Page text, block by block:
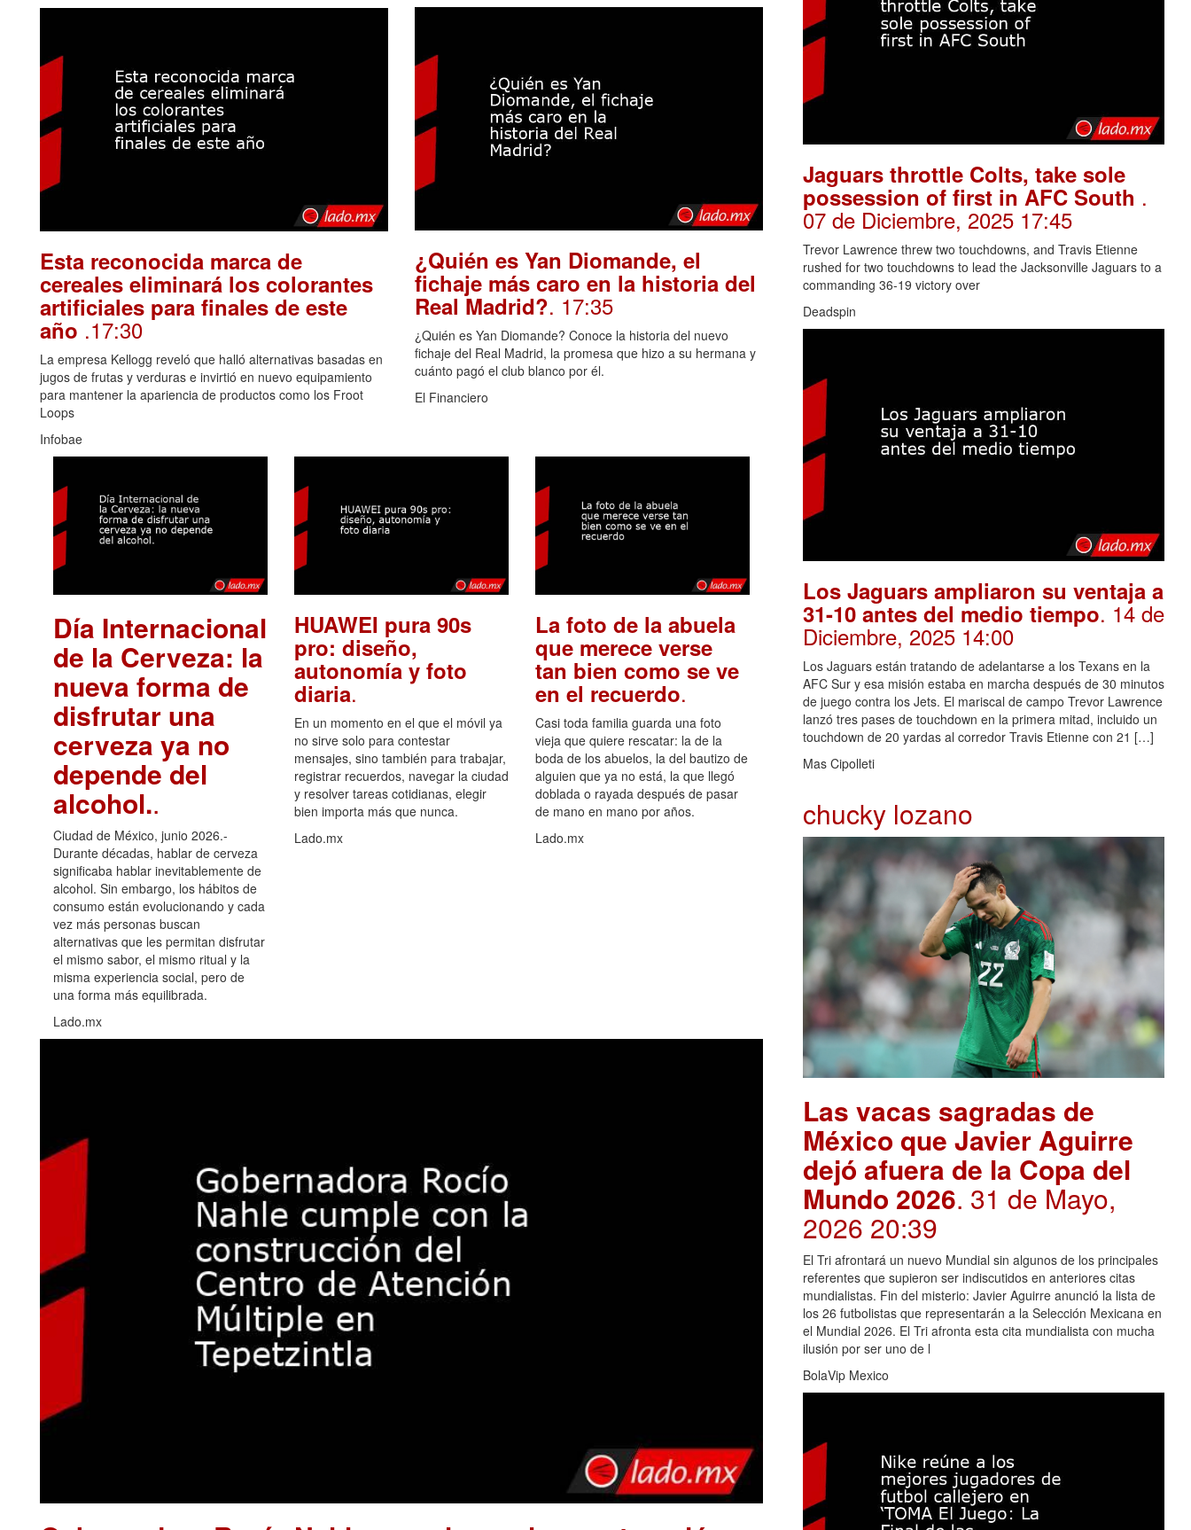
Esta reconocida marca de
cereales eliminará los colorantes
artificiales para finales de este
año .17:30
La empresa Kellogg reveló que halló alternativas basadas en
jugos de frutas y verduras e invirtió en nuevo equipamiento
para mantener la apariencia de productos como los Froot
Loops
Infobae
¿Quién es Yan Diomande, el
fichaje más caro en la historia del
Real Madrid?. 17:35
¿Quién es Yan Diomande? Conoce la historia del nuevo
fichaje del Real Madrid, la promesa que hizo a su hermana y
cuánto pagó el club blanco por él.
El Financiero
Día Internacional
de la Cerveza: la
nueva forma de
disfrutar una
cerveza ya no
depende del
alcohol..
Ciudad de México, junio 2026.-
Durante décadas, hablar de cerveza
significaba hablar inevitablemente de
alcohol. Sin embargo, los hábitos de
consumo están evolucionando y cada
vez más personas buscan
alternativas que les permitan disfrutar
el mismo sabor, el mismo ritual y la
misma experiencia social, pero de
una forma más equilibrada.
Lado.mx
HUAWEI pura 90s
pro: diseño,
autonomía y foto
diaria.
En un momento en el que el móvil ya
no sirve solo para contestar
mensajes, sino también para trabajar,
registrar recuerdos, navegar la ciudad
y resolver tareas cotidianas, elegir
bien importa más que nunca.
Lado.mx
La foto de la abuela
que merece verse
tan bien como se ve
en el recuerdo.
Casi toda familia guarda una foto
vieja que quiere rescatar: la de la
boda de los abuelos, la del bautizo de
alguien que ya no está, la que llegó
doblada o rayada después de pasar
de mano en mano por años.
Lado.mx
Jaguars throttle Colts, take sole
possession of first in AFC South .
07 de Diciembre, 2025 17:45
Trevor Lawrence threw two touchdowns, and Travis Etienne
rushed for two touchdowns to lead the Jacksonville Jaguars to a
commanding 36-19 victory over
Deadspin
Los Jaguars ampliaron su ventaja a
31-10 antes del medio tiempo. 14 de
Diciembre, 2025 14:00
Los Jaguars están tratando de adelantarse a los Texans en la
AFC Sur y esa misión estaba en marcha después de 30 minutos
de juego contra los Jets. El mariscal de campo Trevor Lawrence
lanzó tres pases de touchdown en la primera mitad, incluido un
touchdown de 20 yardas al corredor Travis Etienne con 21 […]
Mas Cipolleti
chucky lozano
Las vacas sagradas de
México que Javier Aguirre
dejó afuera de la Copa del
Mundo 2026. 31 de Mayo,
2026 20:39
El Tri afrontará un nuevo Mundial sin algunos de los principales
referentes que supieron ser indiscutidos en anteriores citas
mundialistas. Fin del misterio: Javier Aguirre anunció la lista de
los 26 futbolistas que representarán a la Selección Mexicana en
el Mundial 2026. El Tri afronta esta cita mundialista con mucha
ilusión por ser uno de l
BolaVip Mexico